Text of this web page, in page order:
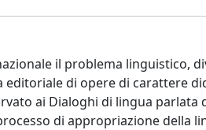
il problema linguistico,
di opere di carattere
ai Dialoghi di lingua parlata
di appropriazione della